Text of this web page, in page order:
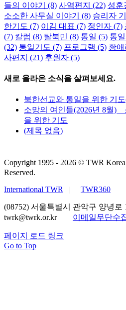
들의 이야기
(8) 사역편지 (22) 성훈
소소한 사무실 이야기
(8) 승리자
한기도 (7) 이김 대표 (7) 정인자 (7)
(7) 칼럼 (8) 탈북민 (8) 통일 (5) 통
(32) 통일기도 (7) 프로그램 (5) 황애
사편지 (21) 후원자 (5)
새로 올라온 소식을 살펴보세요.
북한선교와 통일을 위한 기
소망의 여인들(2026년 8월)
을 위한 기도
(제목 없음)
Copyright 1995 - 2026 © TWR
Reserved.
International TWR
| TWR360
(08752) 서울특별시 관악구 양녕
twrk@twrk.or.kr 이메일무단수
페이지 로드 링크
Go to Top